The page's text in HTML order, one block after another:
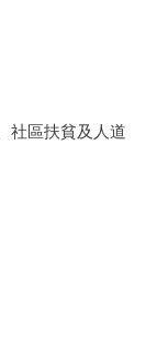
社區扶貧及人道